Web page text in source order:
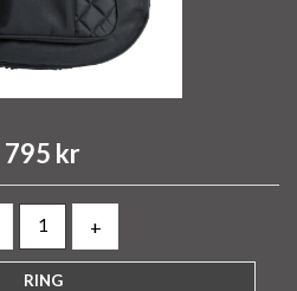
795 kr
+